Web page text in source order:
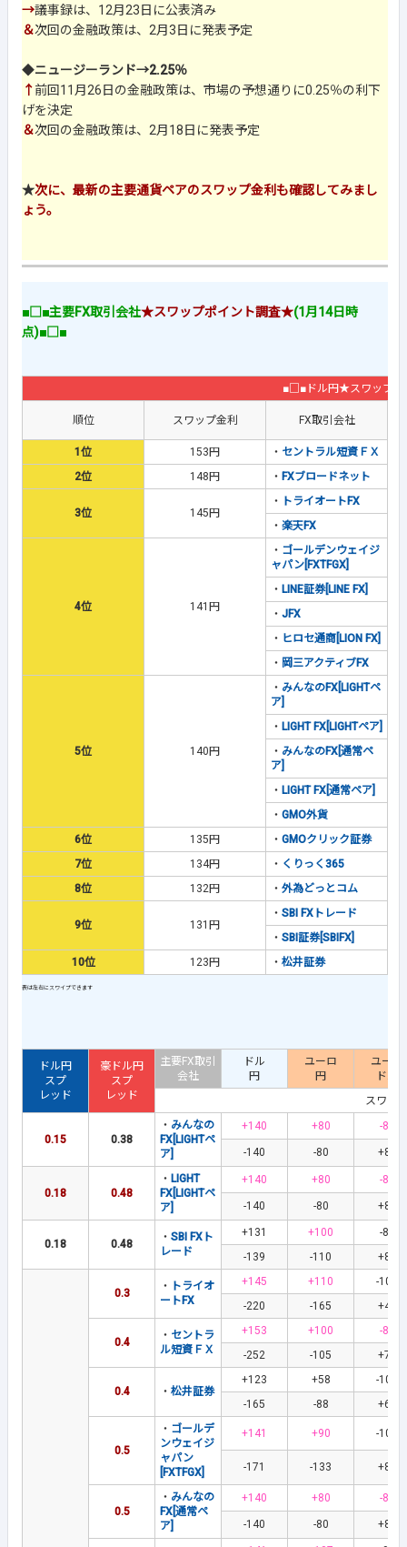
→議事録は、12月23日に公表済み
＆次回の金融政策は、2月3日に発表予定
◆ニュージーランド→2.25％
↑前回11月26日の金融政策は、市場の予想通りに0.25％の利下
げを決定
＆次回の金融政策は、2月18日に発表予定
★次に、最新の主要通貨ペアのスワップ金利も確認してみまし
ょう。
■□■主要FX取引会社★スワップポイント調査★(1月14日時
点)■□■
■□■ドル円★スワップ
順位 スワップ金利 FX取引会社
1位 153円 ・ セントラル短資ＦＸ
2位
148円 ・ FXブロードネット
3位 145円
・
トライオートFX
・ 楽天FX
4位 141円
・ ゴールデンウェイジ
ャパン[FXTFGX]
・ LINE証券[LINE FX]
・ JFX
・ ヒロセ通商[LION FX]
・ 岡三アクティブFX
5位 140円
・ みんなのFX[LIGHTペ
ア]
・ LIGHT FX[LIGHTペア]
・ みんなのFX[通常ペ
ア]
・ LIGHT FX[通常ペア]
・ GMO外貨
6位
135円 ・ GMOクリック証券
7位
134円 ・ くりっく365
8位
132円 ・ 外為どっとコム
9位 131円
・ SBI FXトレード
・ SBI証券[SBIFX]
10位
123円 ・ 松井証券
ドル円
スプ
レッド
豪ドル円
スプ
レッド
主要FX取引
会社
ドル
円
ユーロ
円
ユーロ
ドル
スワッ
0.15 0.38
・ みんなの
FX[LIGHTペ
ア]
+140 +80 -83
-140 -80 +83
0.18 0.48
・ LIGHT
FX[LIGHTペ
ア]
+140 +80 -83
-140 -80 +83
0.18 0.48
・ SBI FXト
レード
+131 +100
-87
-139
-110 +82
0.3
・
トライオ
ートFX
+145 +110
-100
-220
-165 +40
0.4
・ セントラ
ル短資ＦＸ
+153 +100
-86
-252
-105 +71
0.4 ・ 松井証券
+123 +58
-108
-165
-88 +68
0.5
・ ゴールデ
ンウェイジ
ャパン
[FXTFGX]
+141 +90 -104
-171 -133 +83
0.5
・ みんなの
FX[通常ペ
ア]
+140 +80 -83
-140 -80 +83